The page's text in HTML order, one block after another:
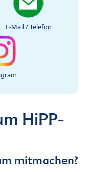
E-Mail / Telefon
HiPP-
mitmachen?